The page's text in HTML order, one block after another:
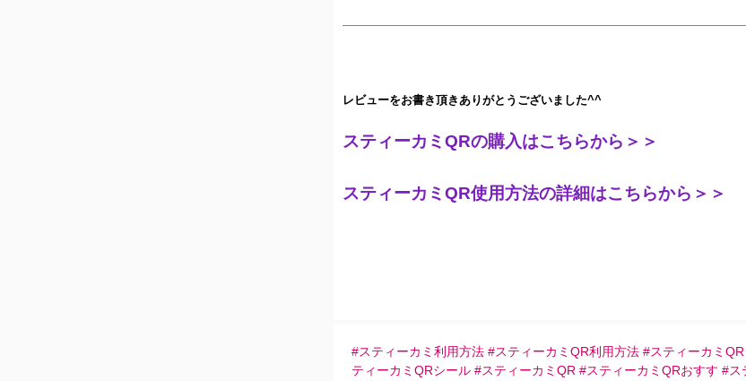
レビューをお書き頂きありがとうございました^^
スティーカミQRの購入はこちらから＞＞
スティーカミQR使用方法の詳細はこちらから＞＞
#スティーカミ利用方法 #スティーカミQR利用方法 #スティーカミ
ティーカミQRシール #スティーカミQR #スティーカミQRおすす #ス